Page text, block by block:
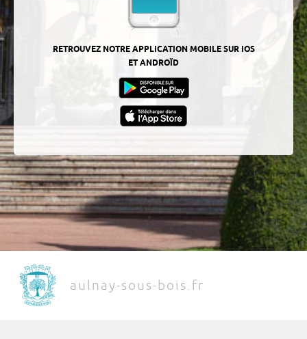
RETROUVEZ NOTRE APPLICATION MOBILE SUR IOS
ET ANDROÏD
aulnay-sous-bois.fr